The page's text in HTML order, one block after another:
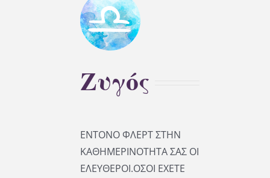
Ζυγός
ΕΝΤΟΝΟ ΦΛΕΡΤ ΣΤΗΝ
ΚΑΘΗΜΕΡΙΝΟΤΗΤΑ ΣΑΣ ΟΙ
ΕΛΕΥΘΕΡΟΙ.ΟΣΟΙ ΕΧΕΤΕ